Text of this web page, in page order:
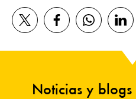
Noticias y blogs